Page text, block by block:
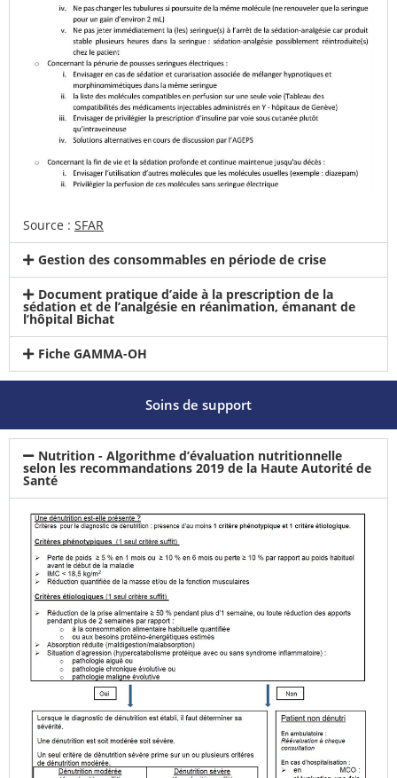
Source : SFAR
Gestion des consommables en période de crise
Document pratique d’aide à la prescription de la
sédation et de l’analgésie en réanimation, émanant de
l’hôpital Bichat
Fiche GAMMA-OH
Soins de support
Nutrition - Algorithme d’évaluation nutritionnelle
selon les recommandations 2019 de la Haute Autorité de
Santé